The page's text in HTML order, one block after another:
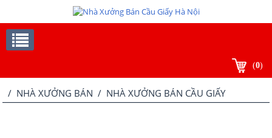
(0)
/ NHÀ XƯỞNG BÁN / NHÀ XƯỞNG BÁN CẦU GIẤY